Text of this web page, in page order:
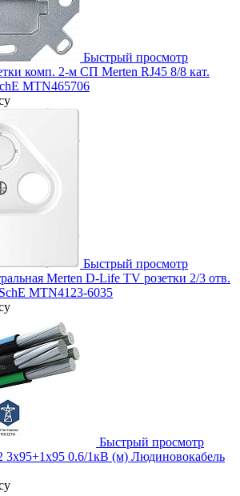
Быстрый просмотр
комп. 2-м СП Merten RJ45 8/8 кат.
MTN465706
Быстрый просмотр
Merten D-Life TV розетки 2/3 отв.
MTN4123-6035
Быстрый просмотр
0.6/1кВ (м) Людиновокабель